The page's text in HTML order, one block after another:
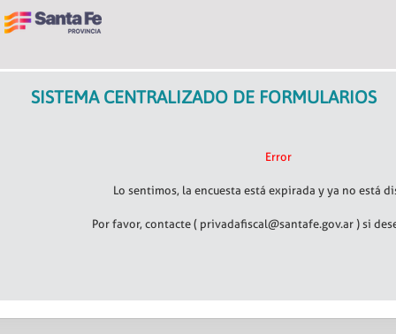
SISTEMA CENTRALIZADO DE FORMULARIOS
Error
Lo sentimos, la encuesta está expirada y ya no está
Por favor, contacte ( privadafiscal@santafe.gov.ar ) si